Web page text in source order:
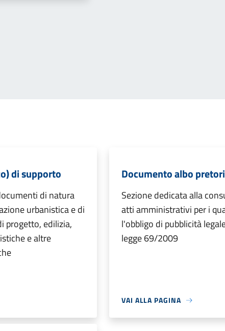
di supporto
di natura
urbanistica e di
progetto, edilizia,
e altre
Documento albo
Sezione dedicata alla
atti amministrativi per i
l'obbligo di pubblicità
legge 69/2009
VAI ALLA PAGINA